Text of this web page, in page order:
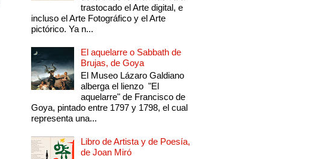
trastocado el Arte digital, e
incluso el Arte Fotográfico y el Arte
pictórico. Ya n...
El aquelarre o Sabbath de
Brujas, de Goya
El Museo Lázaro Galdiano
alberga el lienzo "El
aquelarre" de Francisco de
Goya, pintado entre 1797 y 1798, el cual
representa una...
Libro de Artista y de Poesía,
de Joan Miró